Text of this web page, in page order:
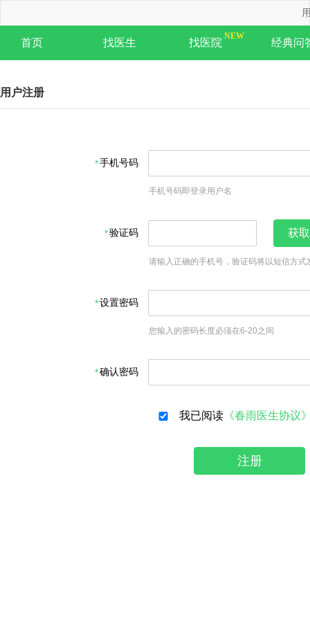
首页 找医生 找医院 经典问
用户注册
手机号码
手机号码即登录用户名
验证码 获
请输入正确的手机号，验证码将以短信方式
设置密码
您输入的密码长度必须在6-20之间
确认密码
我已阅读 《春雨医生协议
注册